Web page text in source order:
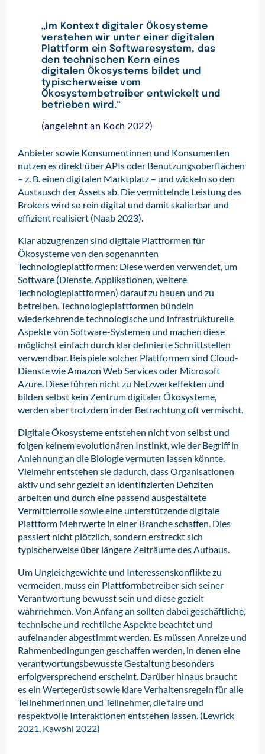
„Im Kontext digitaler Ökosysteme
verstehen wir unter einer digitalen
Plattform ein Softwaresystem, das
den technischen Kern eines
digitalen Ökosystems bildet und
typischerweise vom
Ökosystembetreiber entwickelt und
betrieben wird.“
(angelehnt an Koch 2022)
Anbieter sowie Konsumentinnen und Konsumenten
nutzen es direkt über APIs oder Benutzungsoberflächen
– z. B. einen digitalen Marktplatz – und wickeln so den
Austausch der Assets ab. Die vermittelnde Leistung des
Brokers wird so rein digital und damit skalierbar und
effizient realisiert (Naab 2023).
Klar abzugrenzen sind digitale Plattformen für
Ökosysteme von den sogenannten
Technologieplattformen: Diese werden verwendet, um
Software (Dienste, Applikationen, weitere
Technologieplattformen) darauf zu bauen und zu
betreiben. Technologieplattformen bündeln
wiederkehrende technologische und infrastrukturelle
Aspekte von Software-Systemen und machen diese
möglichst einfach durch klar definierte Schnittstellen
verwendbar. Beispiele solcher Plattformen sind Cloud-
Dienste wie Amazon Web Services oder Microsoft
Azure. Diese führen nicht zu Netzwerkeffekten und
bilden selbst kein Zentrum digitaler Ökosysteme,
werden aber trotzdem in der Betrachtung oft vermischt.
Digitale Ökosysteme entstehen nicht von selbst und
folgen keinem evolutionären Instinkt, wie der Begriff in
Anlehnung an die Biologie vermuten lassen könnte.
Vielmehr entstehen sie dadurch, dass Organisationen
aktiv und sehr gezielt an identifizierten Defiziten
arbeiten und durch eine passend ausgestaltete
Vermittlerrolle sowie eine unterstützende digitale
Plattform Mehrwerte in einer Branche schaffen. Dies
passiert nicht plötzlich, sondern erstreckt sich
typischerweise über längere Zeiträume des Aufbaus.
Um Ungleichgewichte und Interessenskonflikte zu
vermeiden, muss ein Plattformbetreiber sich seiner
Verantwortung bewusst sein und diese gezielt
wahrnehmen. Von Anfang an sollten dabei geschäftliche,
technische und rechtliche Aspekte beachtet und
aufeinander abgestimmt werden. Es müssen Anreize und
Rahmenbedingungen geschaffen werden, in denen eine
verantwortungsbewusste Gestaltung besonders
erfolgversprechend erscheint. Darüber hinaus braucht
es ein Wertegerüst sowie klare Verhaltensregeln für alle
Teilnehmerinnen und Teilnehmer, die faire und
respektvolle Interaktionen entstehen lassen. (Lewrick
2021, Kawohl 2022)